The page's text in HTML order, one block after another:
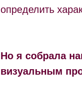
определить
Но я собрала
визуальным